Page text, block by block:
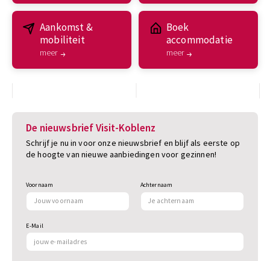
Aankomst &
mobiliteit
meer
Boek
accommodatie
meer
De nieuwsbrief Visit-Koblenz
Schrijf je nu in voor onze nieuwsbrief en blijf als eerste op
de hoogte van nieuwe aanbiedingen voor gezinnen!
Voornaam Achternaam
E-Mail